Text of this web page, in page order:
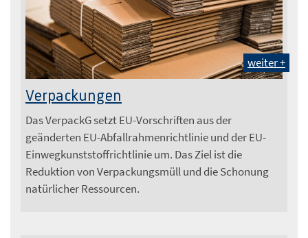
Foto: Fotolia
weiter +
Verpackungen
Das VerpackG setzt EU-Vorschriften aus der
geänderten EU-Abfallrahmenrichtlinie und der EU-
Einwegkunststoffrichtlinie um. Das Ziel ist die
Reduktion von Verpackungsmüll und die Schonung
natürlicher Ressourcen.